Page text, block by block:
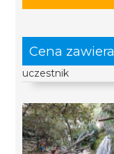
Cena zawiera
uczestnik